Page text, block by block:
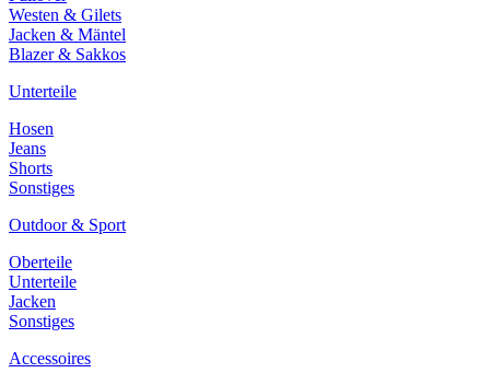
Westen & Gilets
Jacken & Mäntel
Blazer & Sakkos
Unterteile
Hosen
Jeans
Shorts
Sonstiges
Outdoor & Sport
Oberteile
Unterteile
Jacken
Sonstiges
Accessoires